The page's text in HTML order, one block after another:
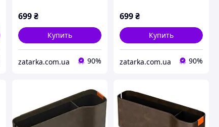
699 ₴
Купить
zatarka.com.ua 90%
699₴
Купить
zatarka.com.ua 90%